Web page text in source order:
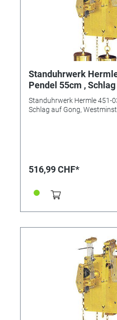
Standuhrwerk
Pendel 55cm ,
Westminster
Standuhrwerk Hermle 451-
Schlag auf Gong,
516,99 CHF*